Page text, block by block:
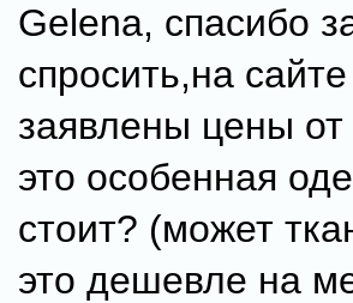
Gelena, спасибо
спросить,на
заявлены цены
это особенная
стоит? (может
это дешевле на